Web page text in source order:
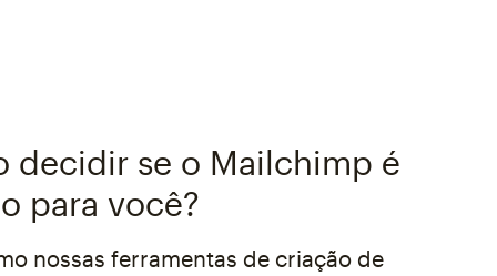
decidir se o Mailchimp é
para você?
nossas ferramentas de criação de